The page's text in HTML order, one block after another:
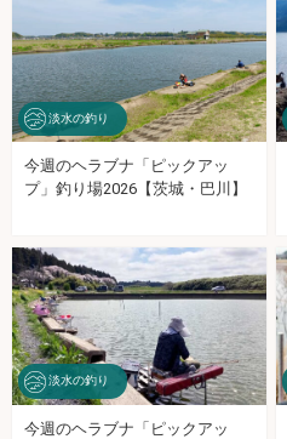
淡水の釣り
今週のヘラブナ「ピックアッ
プ」釣り場2026【茨城・巴川】
淡水の釣り
今週のヘラブナ「ピックアッ